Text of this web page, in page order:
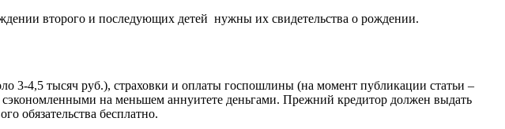
второго и последующих детей нужны их свидетельства о рождении.
3-4,5 тысяч руб.), страховки и оплаты госпошлины (на момент публикации статьи –
на меньшем аннуитете деньгами. Прежний кредитор должен выдать
обязательства бесплатно.